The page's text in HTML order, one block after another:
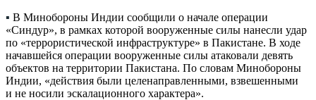
▪ В Минобороны Индии сообщили о начале операции
«Синдур», в рамках которой вооруженные силы нанесли удар
по «террористической инфраструктуре» в Пакистане. В ходе
начавшейся операции вооруженные силы атаковали девять
объектов на территории Пакистана. По словам Минобороны
Индии, «действия были целенаправленными, взвешенными
и не носили эскалационного характера».